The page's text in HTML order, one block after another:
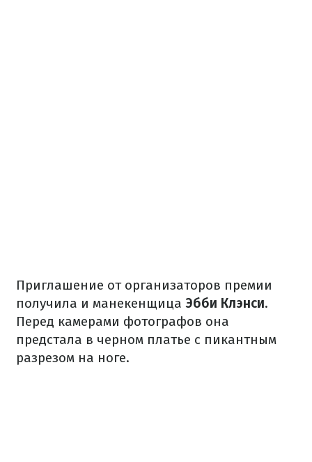
Приглашение от организаторов премии
получила и манекенщица Эбби Клэнси.
Перед камерами фотографов она
предстала в черном платье с пикантным
разрезом на ноге.